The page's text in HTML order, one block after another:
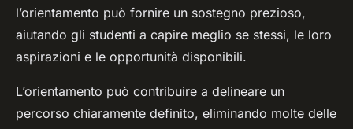
l’orientamento può fornire un sostegno prezioso,
aiutando gli studenti a capire meglio se stessi, le loro
aspirazioni e le opportunità disponibili.
L’orientamento può contribuire a delineare un
percorso chiaramente definito, eliminando molte delle